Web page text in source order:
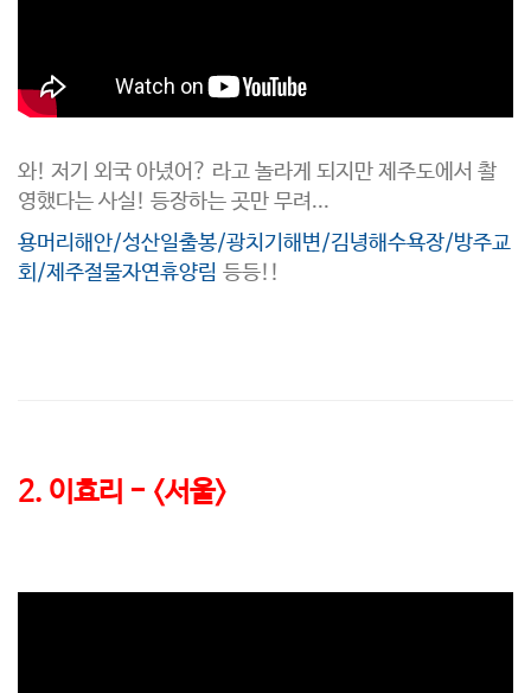
와! 저기 외국 아녔어? 라고 놀라게 되지만 제주도에서 촬
영했다는 사실! 등장하는 곳만 무려...
용머리해안/성산일출봉/광치기해변/김녕해수욕장/방주교
회/제주절물자연휴양림 등등!!
2. 이효리 - <서울>